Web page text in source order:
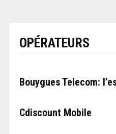
OPÉRATEURS
Bouygues Telecom:
Cdiscount Mobile